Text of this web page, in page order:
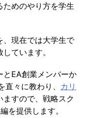
ためのやり方を学生
、現在では大学生で
ています。
とEA創業メンバーか
々に教わり、 カリ
ますので、戦略スク
を提供します。